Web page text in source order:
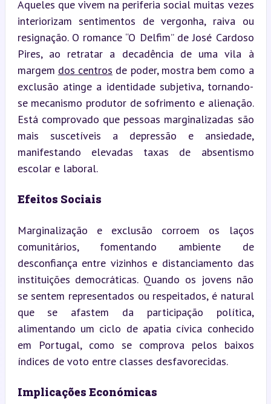
Aqueles que vivem na periferia social muitas vezes
interiorizam sentimentos de vergonha, raiva ou
resignação. O romance “O Delfim” de José Cardoso
Pires, ao retratar a decadência de uma vila à
margem dos centros de poder, mostra bem como a
exclusão atinge a identidade subjetiva, tornando-
se mecanismo produtor de sofrimento e alienação.
Está comprovado que pessoas marginalizadas são
mais suscetíveis a depressão e ansiedade,
manifestando elevadas taxas de absentismo
escolar e laboral.
Efeitos Sociais
Marginalização e exclusão corroem os laços
comunitários, fomentando ambiente de
desconfiança entre vizinhos e distanciamento das
instituições democráticas. Quando os jovens não
se sentem representados ou respeitados, é natural
que se afastem da participação política,
alimentando um ciclo de apatia cívica conhecido
em Portugal, como se comprova pelos baixos
índices de voto entre classes desfavorecidas.
Implicações Económicas